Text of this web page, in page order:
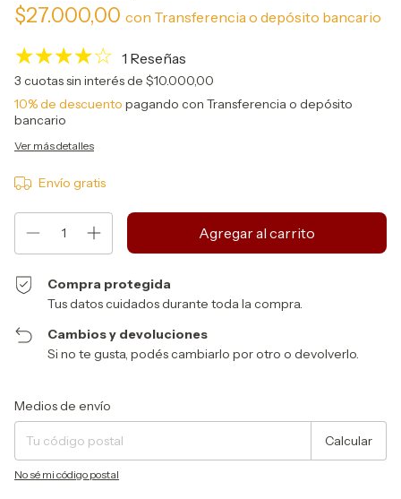
$27.000,00 con Transferencia o depósito bancario
1 Reseñas
3 cuotas sin interés de $10.000,00
10% de descuento pagando con Transferencia o depósito
bancario
Ver más detalles
Envío gratis
Compra protegida
Tus datos cuidados durante toda la compra.
Cambios y devoluciones
Si no te gusta, podés cambiarlo por otro o devolverlo.
Entregas para el CP:
Medios de envío
Calcular
No sé mi código postal